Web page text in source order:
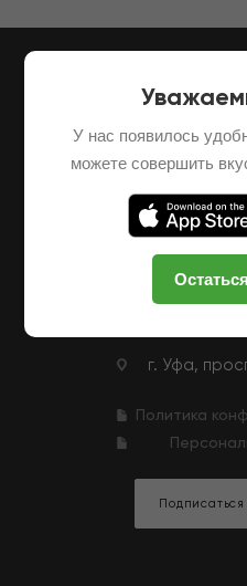
ОПТОВЫЕ
НАШИ ФЕРМЕРЫ
КЛУБНАЯ
+7 (927) 326-
г. Уфа,
Политика
У нас появилось
можете совершить